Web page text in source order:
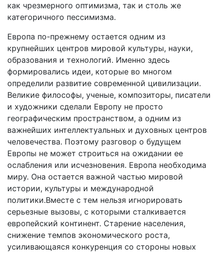
как чрезмерного оптимизма, так и столь же
категоричного пессимизма.
Европа по-прежнему остается одним из
крупнейших центров мировой культуры, науки,
образования и технологий. Именно здесь
формировались идеи, которые во многом
определили развитие современной цивилизации.
Великие философы, ученые, композиторы, писатели
и художники сделали Европу не просто
географическим пространством, а одним из
важнейших интеллектуальных и духовных центров
человечества. Поэтому разговор о будущем
Европы не может строиться на ожидании ее
ослабления или исчезновения. Европа необходима
миру. Она остается важной частью мировой
истории, культуры и международной
политики.Вместе с тем нельзя игнорировать
серьезные вызовы, с которыми сталкивается
европейский континент. Старение населения,
снижение темпов экономического роста,
усиливающаяся конкуренция со стороны новых